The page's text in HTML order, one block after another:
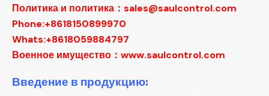
Политика и политика：sales@saulcontrol.com
Phone:+8618150899970
Whats:+8618059884797
Военное имущество：www.saulcontrol.com
Введение в продукцию: